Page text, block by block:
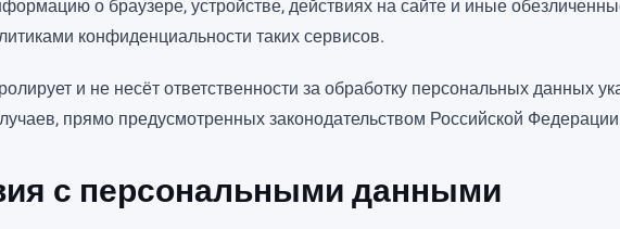
о браузере, устройстве, действиях на сайте и иные
конфиденциальности таких сервисов.
и не несёт ответственности за обработку персональных данных
прямо предусмотренных законодательством Российской
с персональными данными